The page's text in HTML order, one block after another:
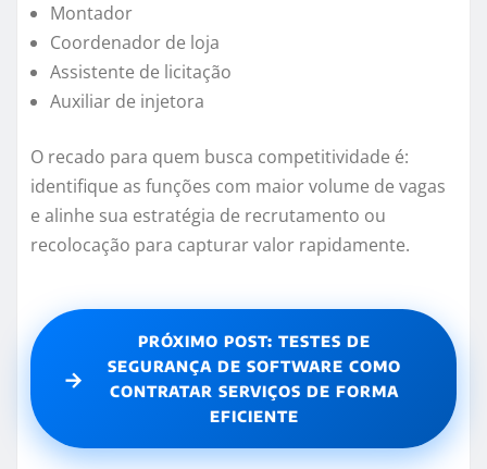
Montador
Coordenador de loja
Assistente de licitação
Auxiliar de injetora
O recado para quem busca competitividade é:
identifique as funções com maior volume de vagas
e alinhe sua estratégia de recrutamento ou
recolocação para capturar valor rapidamente.
→
PRÓXIMO POST: TESTES DE
SEGURANÇA DE SOFTWARE COMO
CONTRATAR SERVIÇOS DE FORMA
EFICIENTE